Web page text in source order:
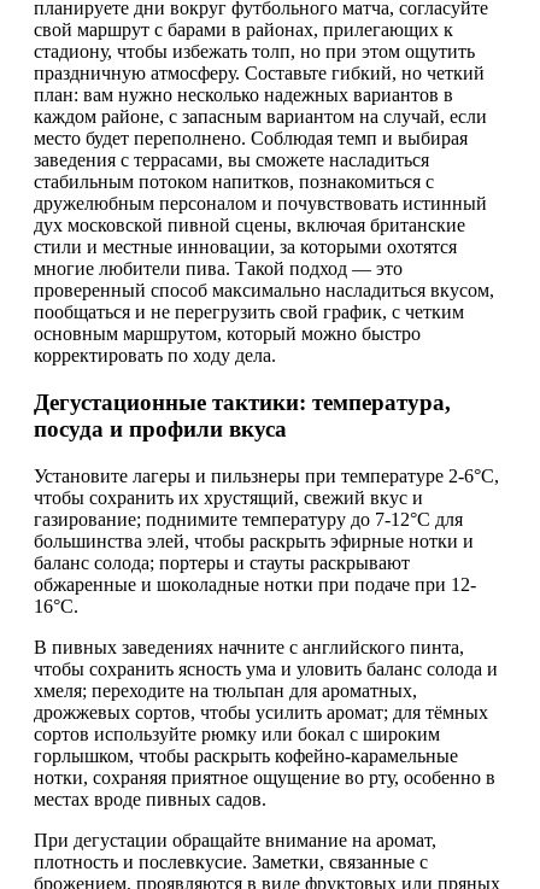
планируете дни вокруг футбольного матча, согласуйте
свой маршрут с барами в районах, прилегающих к
стадиону, чтобы избежать толп, но при этом ощутить
праздничную атмосферу. Составьте гибкий, но четкий
план: вам нужно несколько надежных вариантов в
каждом районе, с запасным вариантом на случай, если
место будет переполнено. Соблюдая темп и выбирая
заведения с террасами, вы сможете насладиться
стабильным потоком напитков, познакомиться с
дружелюбным персоналом и почувствовать истинный
дух московской пивной сцены, включая британские
стили и местные инновации, за которыми охотятся
многие любители пива. Такой подход — это
проверенный способ максимально насладиться вкусом,
пообщаться и не перегрузить свой график, с четким
основным маршрутом, который можно быстро
корректировать по ходу дела.
Дегустационные тактики: температура,
посуда и профили вкуса
Установите лагеры и пильзнеры при температуре 2-6°C,
чтобы сохранить их хрустящий, свежий вкус и
газирование; поднимите температуру до 7-12°C для
большинства элей, чтобы раскрыть эфирные нотки и
баланс солода; портеры и стауты раскрывают
обжаренные и шоколадные нотки при подаче при 12-
16°C.
В пивных заведениях начните с английского пинта,
чтобы сохранить ясность ума и уловить баланс солода и
хмеля; переходите на тюльпан для ароматных,
дрожжевых сортов, чтобы усилить аромат; для тёмных
сортов используйте рюмку или бокал с широким
горлышком, чтобы раскрыть кофейно-карамельные
нотки, сохраняя приятное ощущение во рту, особенно в
местах вроде пивных садов.
При дегустации обращайте внимание на аромат,
плотность и послевкусие. Заметки, связанные с
брожением, проявляются в виде фруктовых или пряных